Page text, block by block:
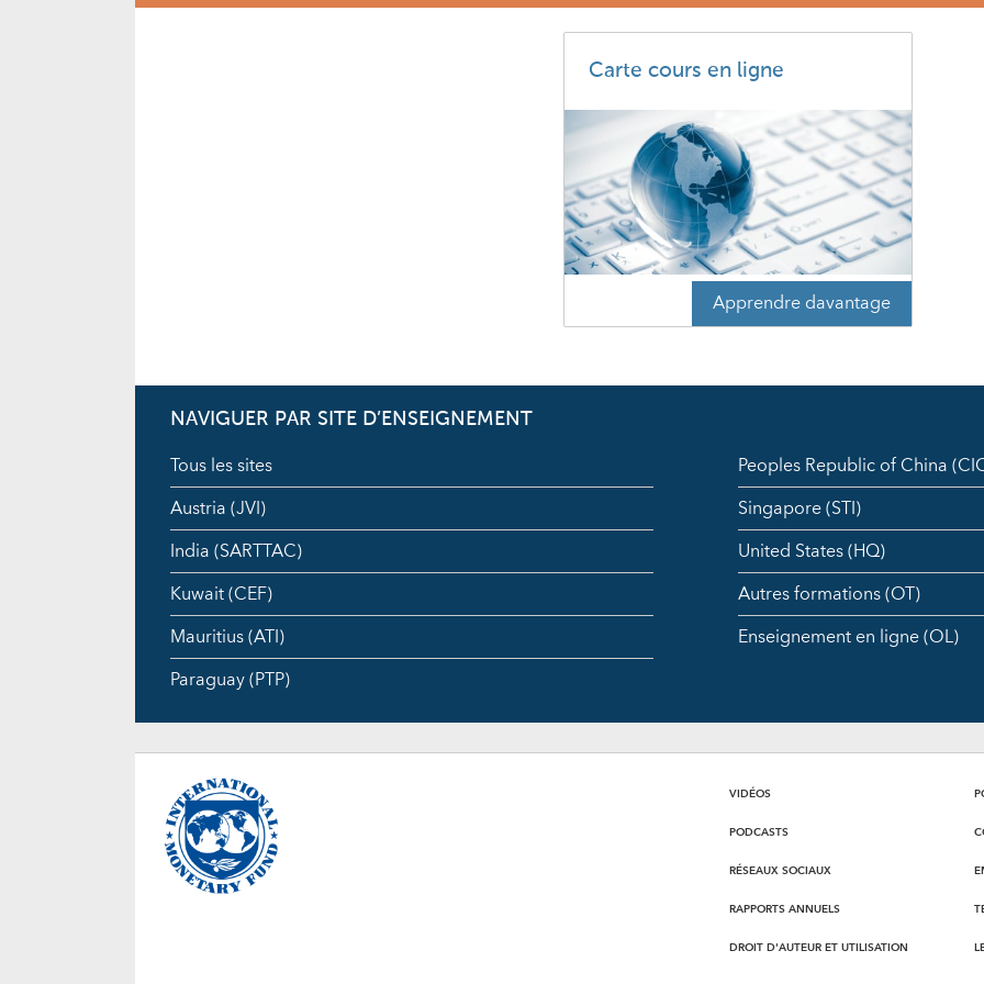
Carte cours en ligne
Apprendre davantage
NAVIGUER PAR SITE D’ENSEIGNEMENT
Tous les sites
Austria (JVI)
India (SARTTAC)
Kuwait (CEF)
Mauritius (ATI)
Paraguay (PTP)
Peoples Republic of China
Singapore (STI)
United States (HQ)
Autres formations (OT)
Enseignement en ligne (OL)
VIDÉOS
PODCASTS
RÉSEAUX SOCIAUX
RAPPORTS ANNUELS
DROIT D'AUTEUR ET UTILISATION